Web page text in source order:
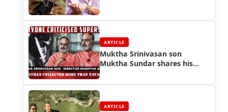
ARTICLE
Muktha Srinivasan son
Muktha Sundar shares his
ARTICLE